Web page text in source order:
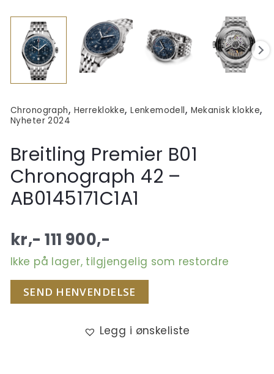
Chronograph, Herreklokke,Lenkemodell, Mekanisk klokke,
Nyheter 2024
Breitling Premier B01
Chronograph 42 –
AB0145171C1A1
kr,- 111 900,-
Ikke på lager, tilgjengelig som restordre
SEND HENVENDELSE
Legg i ønskeliste